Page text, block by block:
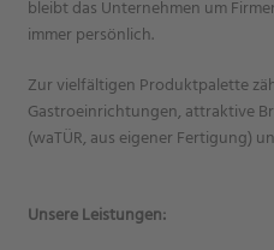
bleibt das Unternehmen um
immer persönlich.
Zur vielfältigen Produktpalette
Gastroeinrichtungen, attraktive
(waTÜR, aus eigener Fertigung)
Unsere Leistungen: